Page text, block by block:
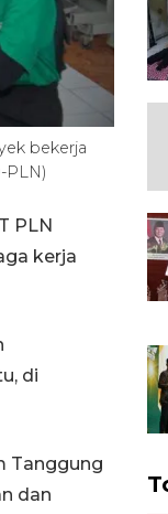
bekerja
PLN)
PLN
kerja
di
Tanggung
dan